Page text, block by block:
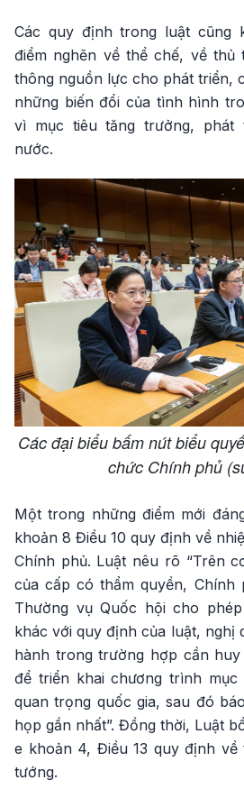
Các quy định trong luật cũng
điểm nghẽn về thể chế, về thủ
thông nguồn lực cho phát triển,
những biến đổi của tình hình
vì mục tiêu tăng trưởng, phát
nước.
Các đại biểu bấm nút biểu
chức Chính phủ
Một trong những điểm mới
khoản 8 Điều 10 quy định về
Chính phủ. Luật nêu rõ “Trên
của cấp có thẩm quyền, Chính
Thường vụ Quốc hội cho
khác với quy định của luật, nghị
hành trong trường hợp cần
để triển khai chương trình
quan trọng quốc gia, sau đó
họp gần nhất”. Đồng thời, Luật
e khoản 4, Điều 13 quy định về
tướng.